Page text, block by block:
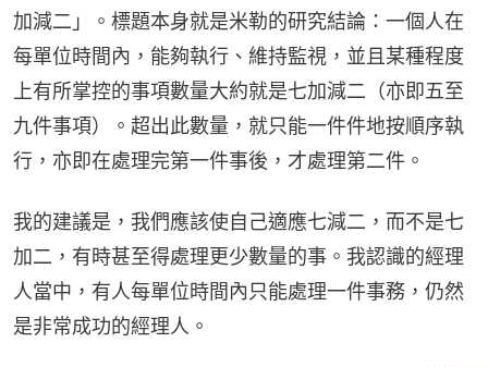
加減二」。標題本身就是米勒的研究結論：一個人在
每單位時間內，能夠執行、維持監視，並且某種程度
上有所掌控的事項數量大約就是七加減二（亦即五至
九件事項）。超出此數量，就只能一件件地按順序執
行，亦即在處理完第一件事後，才處理第二件。
我的建議是，我們應該使自己適應七減二，而不是七
加二，有時甚至得處理更少數量的事。我認識的經理
人當中，有人每單位時間內只能處理一件事務，仍然
是非常成功的經理人。